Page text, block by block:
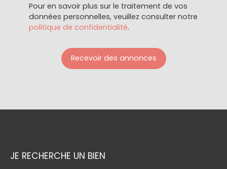
Pour en savoir plus sur le traitement de vos
données personnelles, veuillez consulter notre
politique de confidentialité.
Recevoir des annonces
JE RECHERCHE UN BIEN